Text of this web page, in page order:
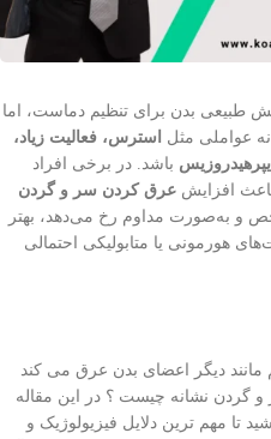
طبیعی بدن برای تنظیم دماست، اما
عواملی مثل
استرس، فعالیت زیاد،
باشد. در برخی افراد
افزایش عرق کردن سر و گردن
و به‌صورت مداوم رخ می‌دهد، بهتر
هورمونی یا متابولیکی احتمالی
دیگر اعضای بدن عرق می کند
گردن نشانه چيست‌ ؟ در این مقاله
تا مهم ترین دلایل فیزیولوژیک و